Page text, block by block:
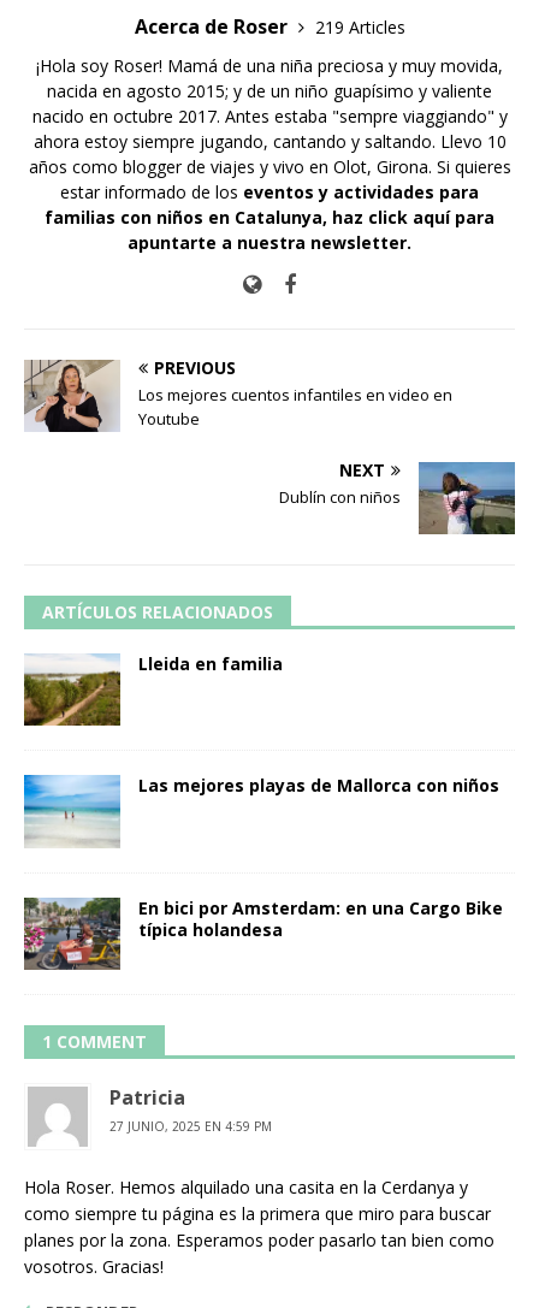
Acerca de Roser
219 Articles
¡Hola soy Roser! Mamá de una niña preciosa y muy movida,
nacida en agosto 2015; y de un niño guapísimo y valiente
nacido en octubre 2017. Antes estaba "sempre viaggiando" y
ahora estoy siempre jugando, cantando y saltando. Llevo 10
años como blogger de viajes y vivo en Olot, Girona. Si quieres
estar informado de los eventos y actividades para
familias con niños en Catalunya, haz click aquí para
apuntarte a nuestra newsletter.
PREVIOUS
Los mejores cuentos infantiles en video en
Youtube
NEXT
Dublín con niños
ARTÍCULOS RELACIONADOS
Lleida en familia
Las mejores playas de Mallorca con niños
En bici por Amsterdam: en una Cargo Bike
típica holandesa
1 COMMENT
Patricia
27 JUNIO, 2025 EN 4:59 PM
Hola Roser. Hemos alquilado una casita en la Cerdanya y
como siempre tu página es la primera que miro para buscar
planes por la zona. Esperamos poder pasarlo tan bien como
vosotros. Gracias!